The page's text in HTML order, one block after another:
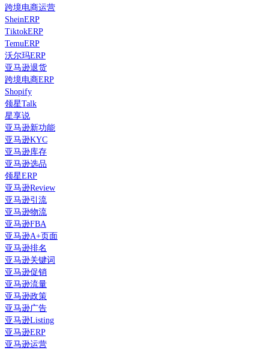
跨境电商运营
SheinERP
TiktokERP
TemuERP
沃尔玛ERP
亚马逊退货
跨境电商ERP
Shopify
领星Talk
星享说
亚马逊新功能
亚马逊KYC
亚马逊库存
亚马逊选品
领星ERP
亚马逊Review
亚马逊引流
亚马逊物流
亚马逊FBA
亚马逊A+页面
亚马逊排名
亚马逊关键词
亚马逊促销
亚马逊流量
亚马逊政策
亚马逊广告
亚马逊Listing
亚马逊ERP
亚马逊运营